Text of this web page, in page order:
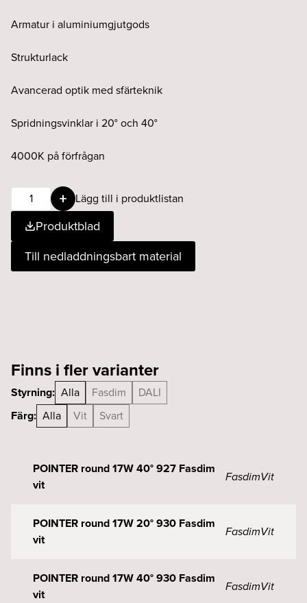
Armatur i aluminiumgjutgods
Strukturlack
Avancerad optik med sfärteknik
Spridningsvinklar i 20° och 40°
4000K på förfrågan
POINTER
round
17W
20°
927
Fasdim
Lägg till i produktlistan
Produktblad
Till nedladdningsbart material
Finns i fler varianter
Styrning: Alla Fasdim
DALI
Färg: Alla Vit Svart
POINTER round 17W 40° 927 Fasdim
vit
FasdimVit
POINTER round 17W 20° 930 Fasdim
vit
FasdimVit
POINTER round 17W 40° 930 Fasdim
vit
FasdimVit